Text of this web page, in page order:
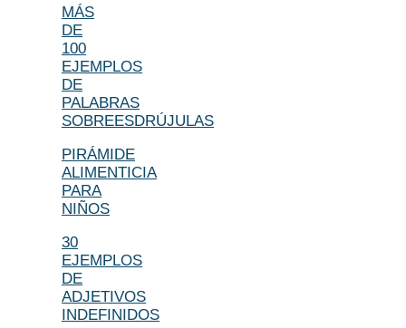
MÁS
DE
100
EJEMPLOS
DE
PALABRAS
SOBREESDRÚJULAS
PIRÁMIDE
ALIMENTICIA
PARA
NIÑOS
30
EJEMPLOS
DE
ADJETIVOS
INDEFINIDOS